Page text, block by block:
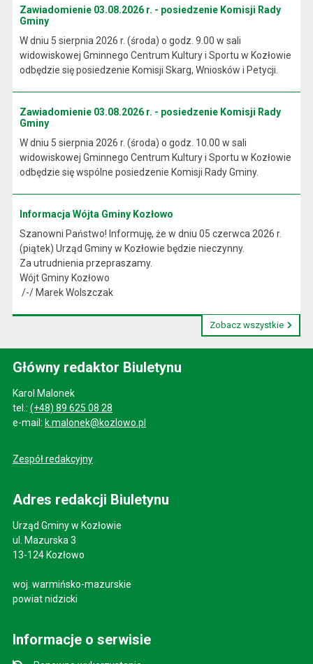
Zawiadomienie 03.08.2026 r. - posiedzenie Komisji Rady
Gminy
W dniu 5 sierpnia 2026 r. (środa) o godz. 9.00 w sali
widowiskowej Gminnego Centrum Kultury i Sportu w Kozłowie
odbędzie się posiedzenie Komisji Skarg, Wniosków i Petycji.
Zawiadomienie 03.08.2026 r. - posiedzenie Komisji Rady
Gminy
W dniu 5 sierpnia 2026 r. (środa) o godz. 10.00 w sali
widowiskowej Gminnego Centrum Kultury i Sportu w Kozłowie
odbędzie się wspólne posiedzenie Komisji Rady Gminy.
Informacja Wójta Gminy Kozłowo
Szanowni Państwo! Informuję, że w dniu 05 czerwca 2026 r.
(piątek) Urząd Gminy w Kozłowie będzie nieczynny.
Za utrudnienia przepraszamy.
Wójt Gminy Kozłowo
/-/ Marek Wolszczak
Zobacz wszystkie
Główny redaktor Biuletynu
Karol Malonek
tel.: (+48) 89 625 08 28
e-mail: k.malonek@kozlowo.pl
Zespół redakcyjny
Adres redakcji Biuletynu
Urząd Gminy w Kozłowie
ul. Mazurska 3
13-124 Kozłowo
woj. warmińsko-mazurskie
powiat nidzicki
Informacje o serwisie